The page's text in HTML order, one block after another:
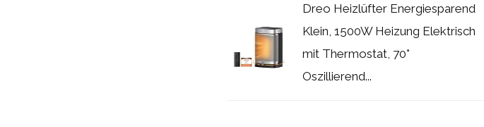
Dreo Heizlüfter Energiesparend
Klein, 1500W Heizung Elektrisch
mit Thermostat, 70°
Oszillierend...